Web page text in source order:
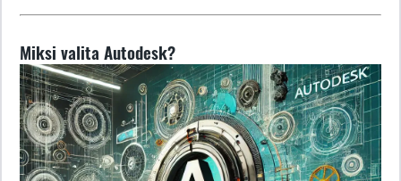
Miksi valita Autodesk?